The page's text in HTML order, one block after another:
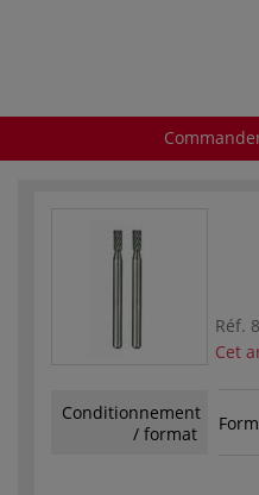
Réf.
Cet
Conditionnement
/ format